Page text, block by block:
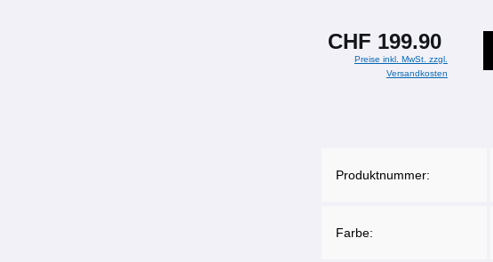
CHF 199.90
Preise inkl. MwSt. zzgl.
Versandkosten
Produktnummer:
Farbe: